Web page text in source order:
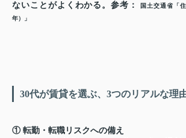
ないことがよくわかる。参考：
国土交通省「
年）」
30代が賃貸を選ぶ、3つのリアルな理
① 転勤・転職リスクへの備え